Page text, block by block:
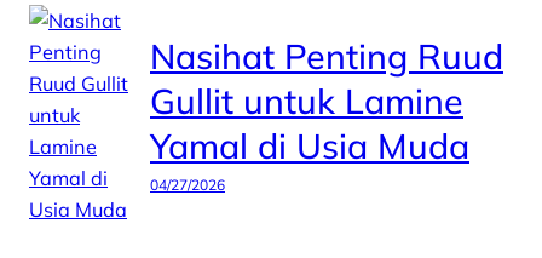
Nasihat Penting Ruud
Gullit untuk Lamine
Yamal di Usia Muda
04/27/2026